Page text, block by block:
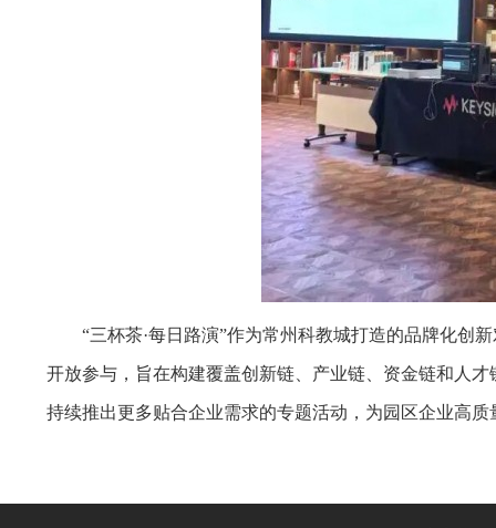
“三杯茶·每日路演”作为常州科教城打造的品牌化创
开放参与，旨在构建覆盖创新链、产业链、资金链和人
持续推出更多贴合企业需求的专题活动，为园区企业高